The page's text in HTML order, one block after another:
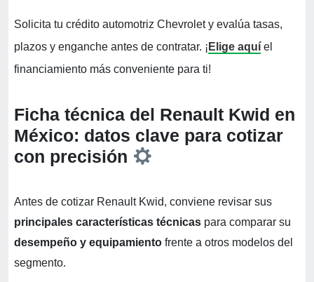
Solicita tu crédito automotriz Chevrolet y evalúa tasas,
plazos y enganche antes de contratar. ¡ Elige aquí el
financiamiento más conveniente para ti!
Ficha técnica del Renault Kwid en
México: datos clave para cotizar
con precisión
Antes de cotizar Renault Kwid, conviene revisar sus
principales características técnicas para comparar su
desempeño y equipamiento frente a otros modelos del
segmento.